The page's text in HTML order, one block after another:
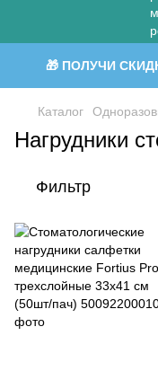
🎁 ПОЛУЧИ
Каталог
Нагрудники
Фильтр